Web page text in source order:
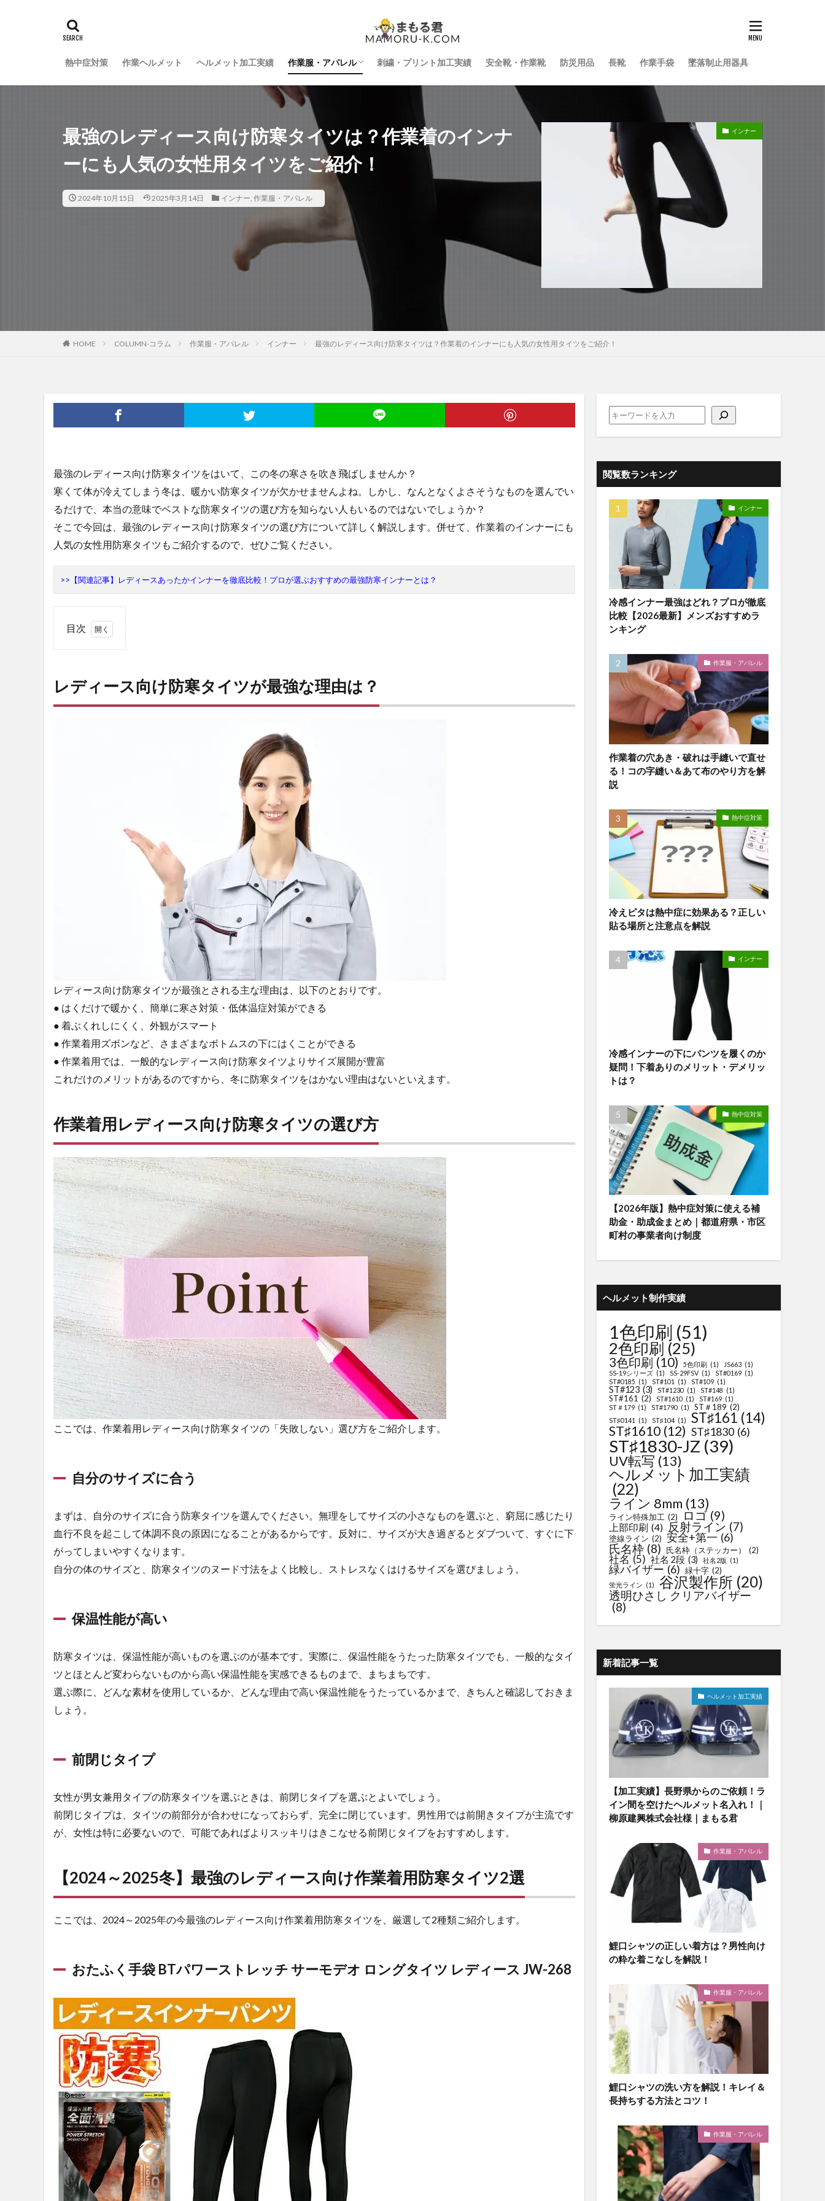
熱中症対策 作業ヘルメット ヘルメット加工実績 作業服・アパレル
インナー
空調服
防寒着
刺繍・プリント加工
刺繍・プリント加工実績 安全靴・作業靴 防災用品 長靴 作業手袋 墜落制止用器具
最強のレディース向け防寒タイツは？作業着のインナ
ーにも人気の女性用タイツをご紹介！
2024年10月15日 2025年3月14日 インナー, 作業服・アパレル
インナー
HOME COLUMN-コラム 作業服・アパレル インナー 最強のレディース向け防寒タイツは？作業着のインナーにも人気の女性用タイツをご紹介！
最強のレディース向け防寒タイツをはいて、この冬の寒さを吹き飛ばしませんか？
寒くて体が冷えてしまう冬は、暖かい防寒タイツが欠かせませんよね。しかし、なんとなくよさそうなものを選んでい
るだけで、本当の意味でベストな防寒タイツの選び方を知らない人もいるのではないでしょうか？
そこで今回は、最強のレディース向け防寒タイツの選び方について詳しく解説します。併せて、作業着のインナーにも
人気の女性用防寒タイツもご紹介するので、ぜひご覧ください。
>>【関連記事】レディースあったかインナーを徹底比較！プロが選ぶおすすめの最強防寒インナーとは？
目次
ス向
イ
ツ
選
び
方
2.1
イズ
に合
う
2.2
保温
性能
が高
2.3
前閉
イプ
3
【2024
～2025
冬】最
強のレ
ディー
ス向け
作業着
用防寒
タイツ
2選
ふく
ワー
スト
チ サ
ーモ
イツ
ス
JW-
268
3.2
ッテッドパ
4
ま
と
め
レデ
ィー
ス用
ナ
通販
【作
業着
専門
店 ま
もる
君】
レディース向け防寒タイツが最強な理由は？
レディース向け防寒タイツが最強とされる主な理由は、以下のとおりです。
● はくだけで暖かく、簡単に寒さ対策・低体温症対策ができる
● 着ぶくれしにくく、外観がスマート
● 作業着用ズボンなど、さまざまなボトムスの下にはくことができる
● 作業着用では、一般的なレディース向け防寒タイツよりサイズ展開が豊富
これだけのメリットがあるのですから、冬に防寒タイツをはかない理由はないといえます。
作業着用レディース向け防寒タイツの選び方
ここでは、作業着用レディース向け防寒タイツの「失敗しない」選び方をご紹介します。
自分のサイズに合う
まずは、自分のサイズに合う防寒タイツを選んでください。無理をしてサイズの小さなものを選ぶと、窮屈に感じたり
血行不良を起こして体調不良の原因になることがあるからです。反対に、サイズが大き過ぎるとダブついて、すぐに下
がってしまいやすくなります。
自分の体のサイズと、防寒タイツのヌード寸法をよく比較し、ストレスなくはけるサイズを選びましょう。
保温性能が高い
防寒タイツは、保温性能が高いものを選ぶのが基本です。実際に、保温性能をうたった防寒タイツでも、一般的なタイ
ツとほとんど変わらないものから高い保温性能を実感できるものまで、まちまちです。
選ぶ際に、どんな素材を使用しているか、どんな理由で高い保温性能をうたっているかまで、きちんと確認しておきま
しょう。
前閉じタイプ
女性が男女兼用タイプの防寒タイツを選ぶときは、前閉じタイプを選ぶとよいでしょう。
前閉じタイプは、タイツの前部分が合わせになっておらず、完全に閉じています。男性用では前開きタイプが主流です
が、女性は特に必要ないので、可能であればよりスッキリはきこなせる前閉じタイプをおすすめします。
【2024～2025冬】最強のレディース向け作業着用防寒タイツ2選
ここでは、2024～2025年の今最強のレディース向け作業着用防寒タイツを、厳選して2種類ご紹介します。
おたふく手袋 BTパワーストレッチ サーモデオ ロングタイツ レディース JW-268
閲覧数ランキング
インナー
冷感インナー最強はどれ？プロが徹底
比較【2026最新】メンズおすすめラ
ンキング
作業服・アパレル
作業着の穴あき・破れは手縫いで直せ
る！コの字縫い＆あて布のやり方を解
説
熱中症対策
冷えピタは熱中症に効果ある？正しい
貼る場所と注意点を解説
インナー
冷感インナーの下にパンツを履くのか
疑問！下着ありのメリット・デメリッ
トは？
熱中症対策
【2026年版】熱中症対策に使える補
助金・助成金まとめ｜都道府県・市区
町村の事業者向け制度
ヘルメット制作実績
1色印刷 (51)
2色印刷 (25)
3色印刷 (10) 5色印刷 (1) JS663 (1)
SS-19シリーズ (1) SS-29FSV (1) ST#0169 (1)
ST#0185 (1) ST#101 (1) ST#109 (1)
ST#123 (3) ST#1230 (1) ST#148 (1)
ST#161 (2) ST#1610 (1) ST#169 (1)
ST＃179 (1) ST#1790 (1) ST＃189 (2)
ST♯0141 (1) ST♯104 (1) ST♯161 (14)
ST♯1610 (12) ST♯1830 (6)
ST♯1830-JZ (39)
UV転写 (13)
ヘルメット加工実績
(22)
ライン 8mm (13)
ライン特殊加工 (2) ロゴ (9)
上部印刷 (4) 反射ライン (7)
塗線ライン (2) 安全+第一 (6)
氏名枠 (8) 氏名枠（ステッカー） (2)
社名 (5) 社名 2段 (3) 社名2版 (1)
緑バイザー (6) 緑十字 (2)
蛍光ライン (1) 谷沢製作所 (20)
透明ひさし クリアバイザー
(8)
新着記事一覧
ヘルメット加工実績
【加工実績】長野県からのご依頼！ラ
イン間を空けたヘルメット名入れ！｜
柳原建興株式会社様｜まもる君
作業服・アパレル
鯉口シャツの正しい着方は？男性向け
の粋な着こなしを解説！
作業服・アパレル
鯉口シャツの洗い方を解説！キレイ＆
長持ちする方法とコツ！
作業服・アパレル